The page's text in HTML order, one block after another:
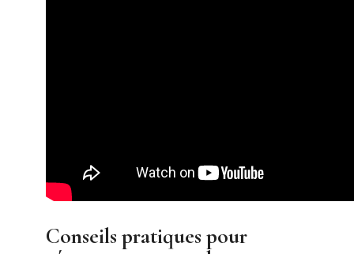
Conseils pratiques pour